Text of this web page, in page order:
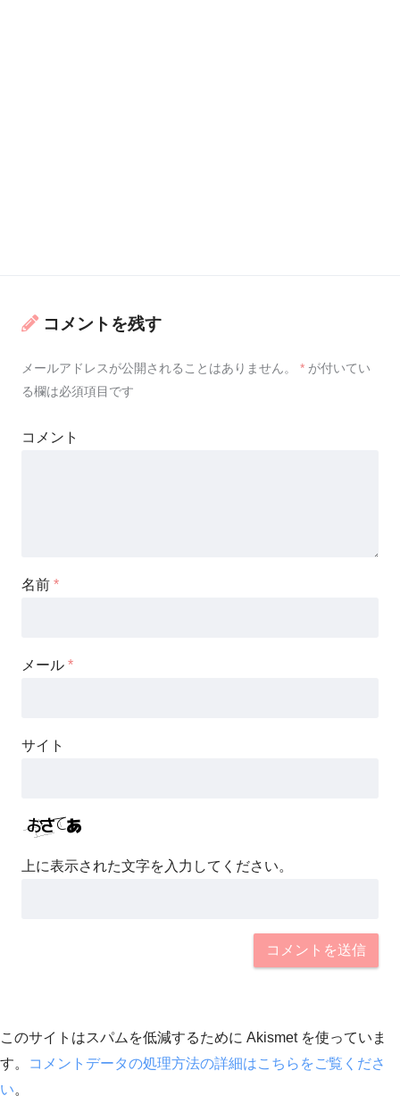
コメントを残す
メールアドレスが公開されることはありません。 * が付いてい
る欄は必須項目です
コメント
名前 *
メール *
サイト
上に表示された文字を入力してください。
このサイトはスパムを低減するために Akismet を使っていま
す。
コメントデータの処理方法の詳細はこちらをご覧くださ
い。